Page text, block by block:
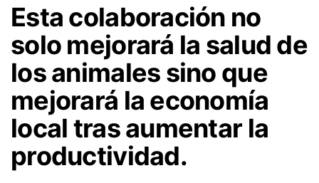
Esta colaboración no
solo mejorará la salud de
los animales sino que
mejorará la economía
local tras aumentar la
productividad.